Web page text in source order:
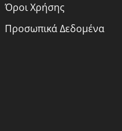
Όροι Χρήσης
Προσωπικά Δεδομένα